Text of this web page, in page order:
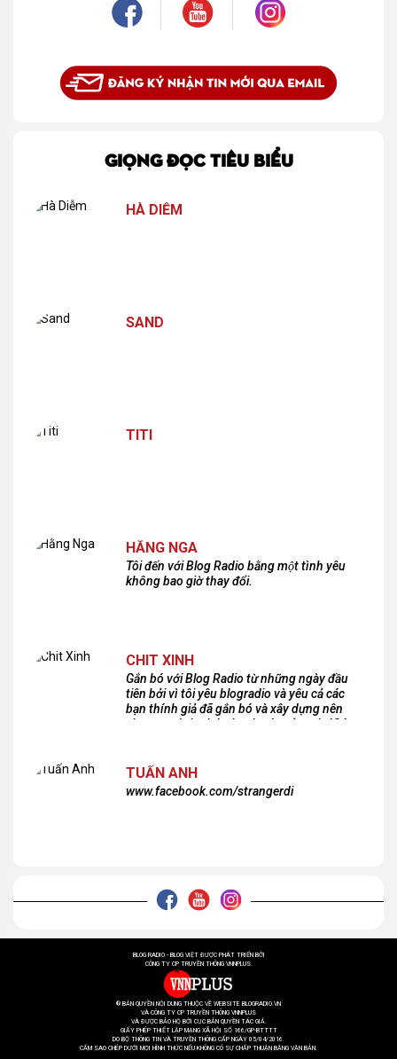
GIỌNG ĐỌC TIÊU BIỂU
HÀ DIỄM
SAND
TITI
HẰNG NGA
Tôi đến với Blog Radio bằng một tình yêu
không bao giờ thay đổi.
CHIT XINH
Gắn bó với Blog Radio từ những ngày đầu
tiên bởi vì tôi yêu blogradio và yêu cả các
bạn thính giả đã gắn bó và xây dựng nên
chương trình phát thanh xúc cảm này!Cám
TUẤN ANH
www.facebook.com/strangerdi
BLOG RADIO - BLOG VIỆT ĐƯỢC PHÁT TRIỂN BỞI
CÔNG TY CP TRUYỀN THÔNG VNNPLUS.
® BẢN QUYỀN NỘI DUNG THUỘC VỀ WEBSITE BLOGRADIO.VN
VÀ CÔNG TY CP TRUYỀN THÔNG VNNPLUS
VÀ ĐƯỢC BẢO HỘ BỞI CỤC BẢN QUYỀN TÁC GIẢ.
GIẤY PHÉP THIẾT LẬP MẠNG XÃ HỘI SỐ 166/GP-BTTTT
DO BỘ THÔNG TIN VÀ TRUYỀN THÔNG CẤP NGÀY 05/04/2016.
CẤM SAO CHÉP DƯỚI MỌI HÌNH THỨC NẾU KHÔNG CÓ SỰ CHẤP THUẬN BẰNG VĂN BẢN.